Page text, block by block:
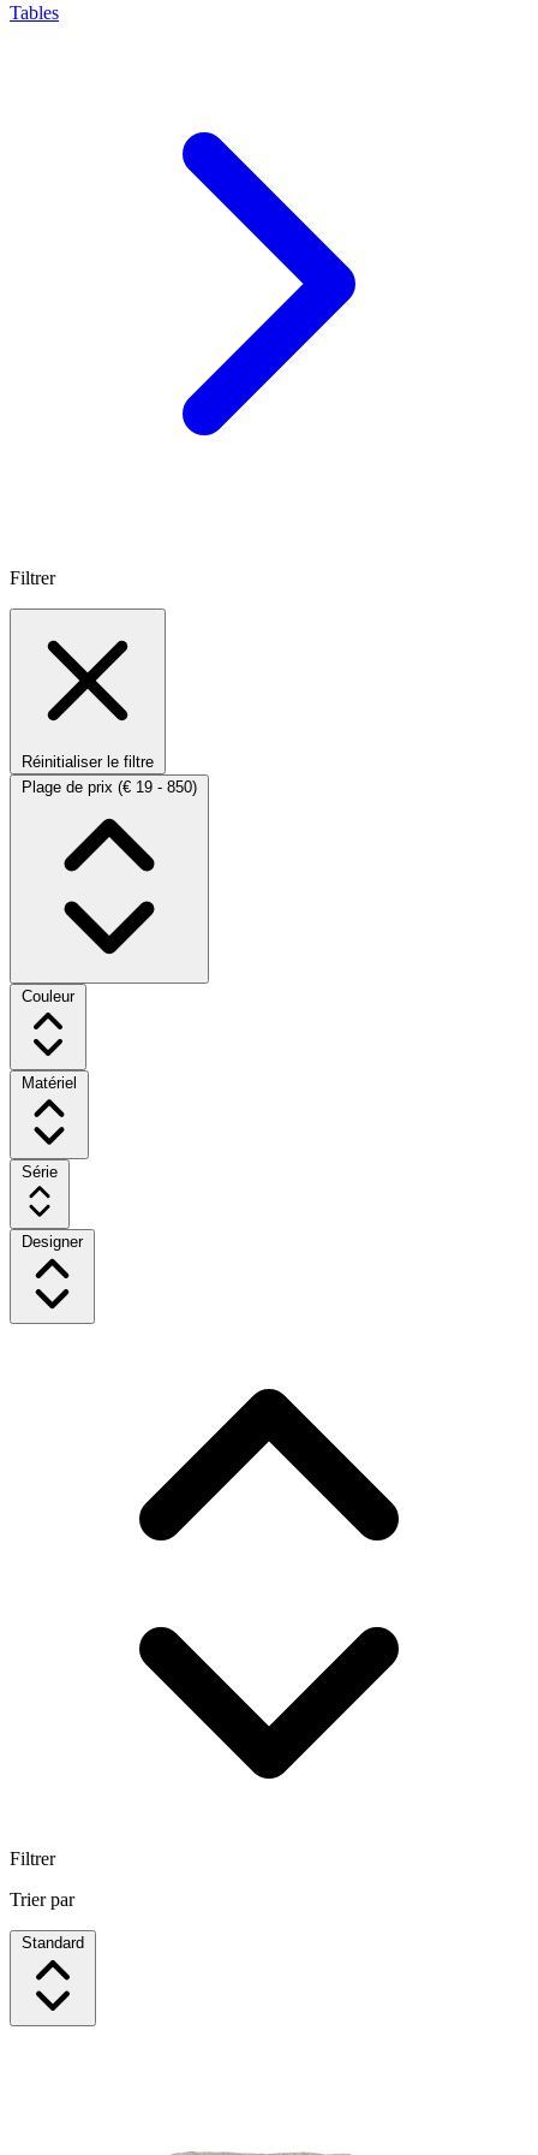
Tables
Filtrer
Réinitialiser le filtre
Plage de prix (€ 19 - 850)
Couleur
Matériel
Série
Designer
Filtrer
Trier par
Standard